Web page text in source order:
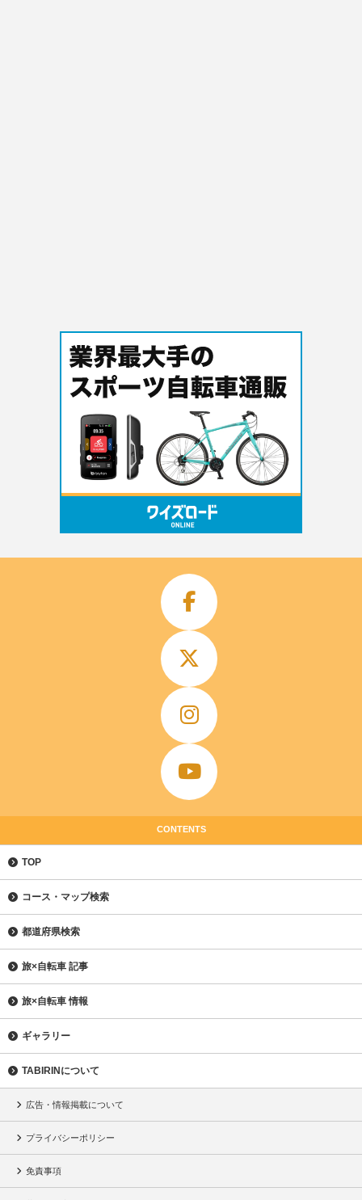
CONTENTS
TOP
コース・マップ検索
都道府県検索
旅×自転車 記事
旅×自転車 情報
ギャラリー
TABIRINについて
広告・情報掲載について
プライバシーポリシー
免責事項